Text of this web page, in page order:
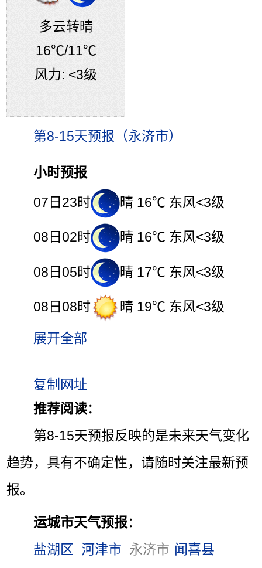
多云转晴
16℃/11℃
风力: <3级
第8-15天预报（永济市）
小时预报
07日23时
晴 16℃ 东风<3级
08日02时 晴 16℃ 东风<3级
08日05时 晴 17℃ 东风<3级
08日08时 晴 19℃ 东风<3级
展开全部
推荐阅读：
第8-15天预报反映的是未来天气变化
趋势，具有不确定性，请随时关注最新预
报。
运城市天气预报：
盐湖区 河津市 永济市 闻喜县